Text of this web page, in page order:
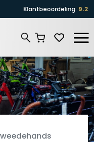
Klantbeoordeling 9.2